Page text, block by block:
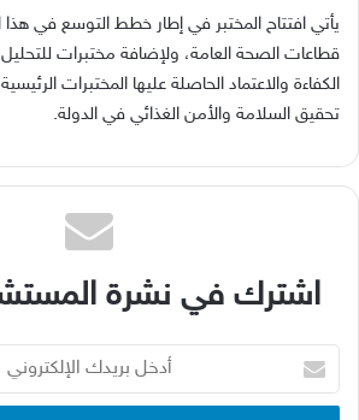
يأتي افتتاح المختبر في إطار خطط التوسع في هذا
قطاعات الصحة العامة، ولإضافة مختبرات
تحقيق السلامة والأمن الغذائي في الدولة.
اشترك في نشرة
بريدك
الإلكتروني